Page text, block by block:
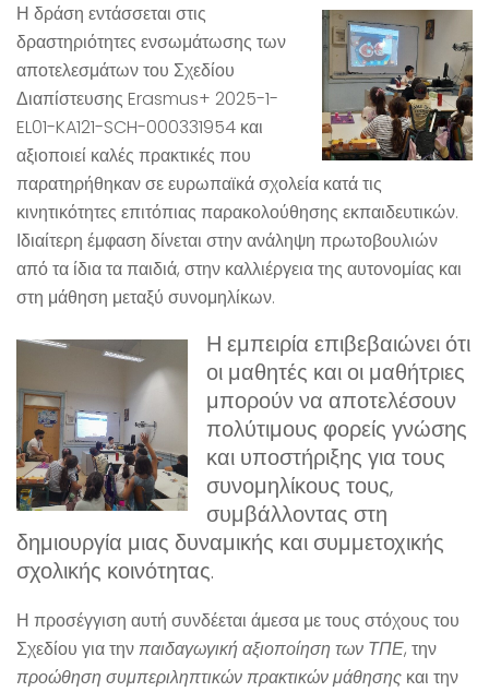
Η δράση εντάσσεται στις
δραστηριότητες ενσωμάτωσης των
αποτελεσμάτων του Σχεδίου
Διαπίστευσης Erasmus+ 2025-1-
EL01-KA121-SCH-000331954 και
αξιοποιεί καλές πρακτικές που
παρατηρήθηκαν σε ευρωπαϊκά σχολεία κατά τις
κινητικότητες επιτόπιας παρακολούθησης εκπαιδευτικών.
Ιδιαίτερη έμφαση δίνεται στην ανάληψη πρωτοβουλιών
από τα ίδια τα παιδιά, στην καλλιέργεια της αυτονομίας και
στη μάθηση μεταξύ συνομηλίκων.
Η εμπειρία επιβεβαιώνει ότι
οι μαθητές και οι μαθήτριες
μπορούν να αποτελέσουν
πολύτιμους φορείς γνώσης
και υποστήριξης για τους
συνομηλίκους τους,
συμβάλλοντας στη
δημιουργία μιας δυναμικής και συμμετοχικής
σχολικής κοινότητας.
Η προσέγγιση αυτή συνδέεται άμεσα με τους στόχους του
Σχεδίου για την παιδαγωγική αξιοποίηση των ΤΠΕ, την
προώθηση συμπεριληπτικών πρακτικών μάθησης και την